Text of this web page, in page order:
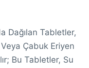
Dağılan Tabletler,
Veya Çabuk Eriyen
Bu Tabletler, Su